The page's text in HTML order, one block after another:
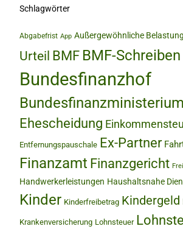
Schlagwörter
Abgabefrist App Außergewöhnliche Belastung
Urteil BMF BMF-Schreiben
Bundesfinanzhof
Bundesfinanzministerium
Ehescheidung
Entfernungspauschale Ex-Partner
Finanzamt Finanzgericht
Handwerkerleistungen Haushaltsnahe
Kinder Kinderfreibetrag Kindergeld
Krankenversicherung Lohnsteuer